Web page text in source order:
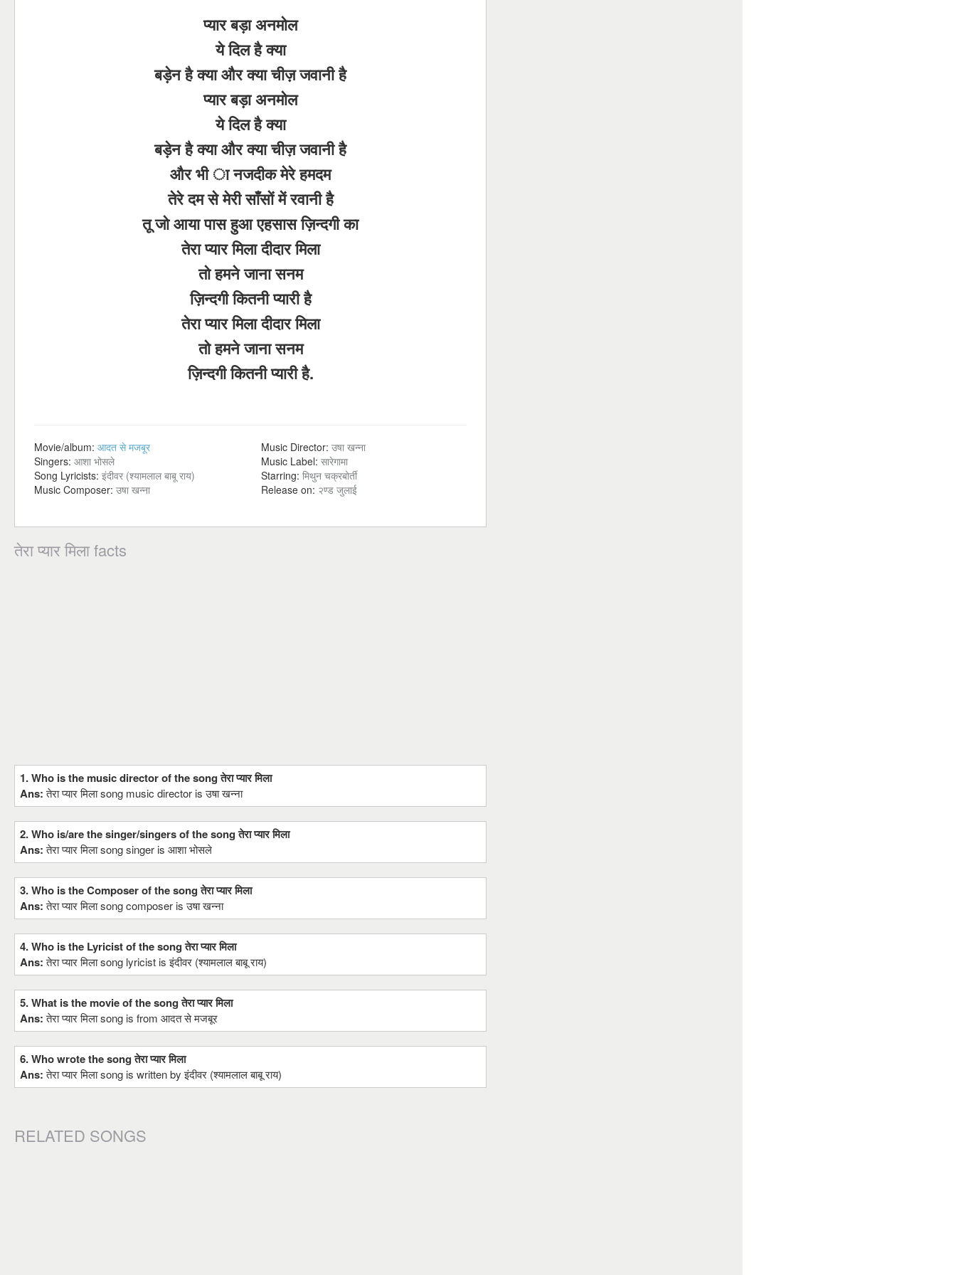
प्यार बड़ा अनमोल
ये दिल है क्या
बड़ेन है क्या और क्या चीज़ जवानी है
प्यार बड़ा अनमोल
ये दिल है क्या
बड़ेन है क्या और क्या चीज़ जवानी है
और भी ा नजदीक मेरे हमदम
तेरे दम से मेरी साँसों में रवानी है
तू जो आया पास हुआ एहसास ज़िन्दगी का
तेरा प्यार मिला दीदार मिला
तो हमने जाना सनम
ज़िन्दगी कितनी प्यारी है
तेरा प्यार मिला दीदार मिला
तो हमने जाना सनम
ज़िन्दगी कितनी प्यारी है.
Movie/album: आदत से मजबूर
Singers: आशा भोसले
Song Lyricists: इंदीवर (श्यामलाल बाबू राय)
Music Composer: उषा खन्ना
Music Director: उषा खन्ना
Music Label: सारेगामा
Starring: मिथुन चक्रबोर्ती
Release on: २ण्ड जुलाई
तेरा प्यार मिला facts
1. Who is the music director of the song तेरा प्यार मिला
Ans:तेरा प्यार मिला song music director is उषा खन्ना
2. Who is/are the singer/singers of the song तेरा प्यार मिला
Ans:तेरा प्यार मिला song singer is आशा भोसले
3. Who is the Composer of the song तेरा प्यार मिला
Ans:तेरा प्यार मिला song composer is उषा खन्ना
4. Who is the Lyricist of the song तेरा प्यार मिला
Ans:तेरा प्यार मिला song lyricist is इंदीवर (श्यामलाल बाबू राय)
5. What is the movie of the song तेरा प्यार मिला
Ans:तेरा प्यार मिला song is from आदत से मजबूर
6. Who wrote the song तेरा प्यार मिला
Ans:तेरा प्यार मिला song is written by इंदीवर (श्यामलाल बाबू राय)
RELATED SONGS